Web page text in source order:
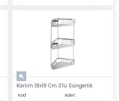
Karlim 18x18 Cm 3’lü Süngerlik
Kod
Adet